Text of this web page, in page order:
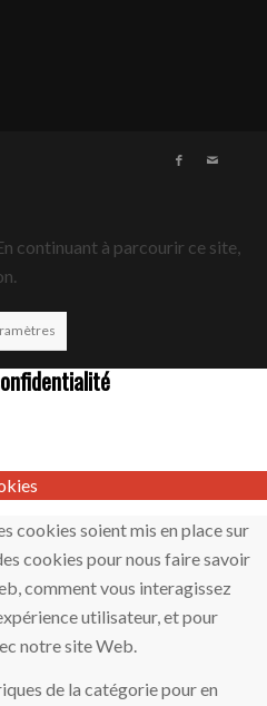
continuant à parcourir ce site,
cookies soient mis en place sur
cookies pour nous faire savoir
comment vous interagissez
utilisateur, et pour
notre site Web.
de la catégorie pour en